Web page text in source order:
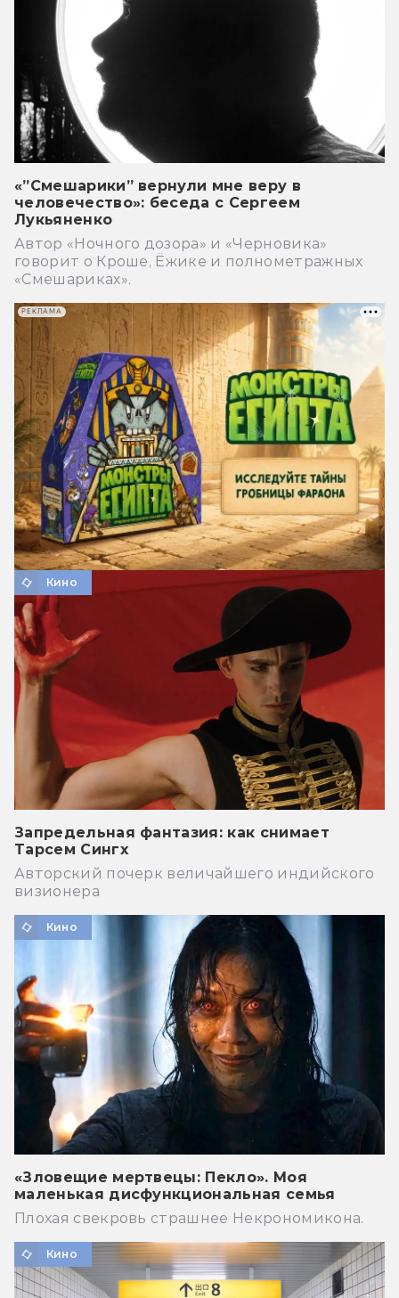
«”Смешарики” вернули мне веру в
человечество»: беседа с Сергеем
Лукьяненко
Автор «Ночного дозора» и «Черновика»
говорит о Кроше, Ёжике и полнометражных
«Смешариках».
Кино
Запредельная фантазия: как снимает
Тарсем Сингх
Авторский почерк величайшего индийского
визионера
Кино
«Зловещие мертвецы: Пекло». Моя
маленькая дисфункциональная семья
Плохая свекровь страшнее Некрономикона.
Кино
РЕКЛАМА